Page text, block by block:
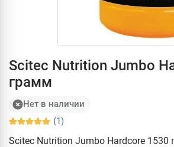
Scitec Nutrition Jumbo
грамм
Нет в наличии
(1)
Scitec Nutrition Jumbo Hardcore 1530